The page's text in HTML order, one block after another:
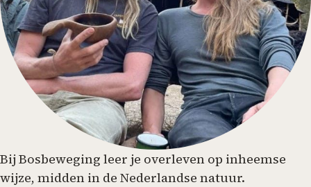
Bij Bosbeweging leer je overleven op inheemse
wijze, midden in de Nederlandse natuur.